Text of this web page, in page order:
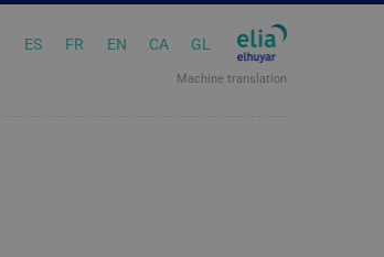
ES FR EN CA GL
Machine translation